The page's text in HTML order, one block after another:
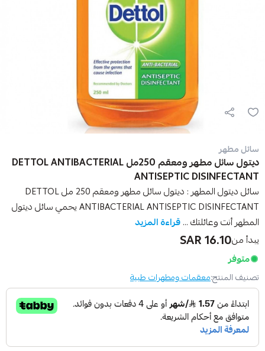
سائل مطهر
ديتول سائل مطهر ومعقم 250مل DETTOL ANTIBACTERIAL
ANTISEPTIC DISINFECTANT
سائل ديتول المطهر : ديتول سائل مطهر ومعقم 250 مل DETTOL
ANTIBACTERIAL ANTISEPTIC DISINFECTANT يحمي سائل ديتول
المطهر أنت وعائلتك ...قراءة المزيد
يبدأ من16.10 SAR
متوفر
تصنيف المنتج:معقمات ومطهرات طبية